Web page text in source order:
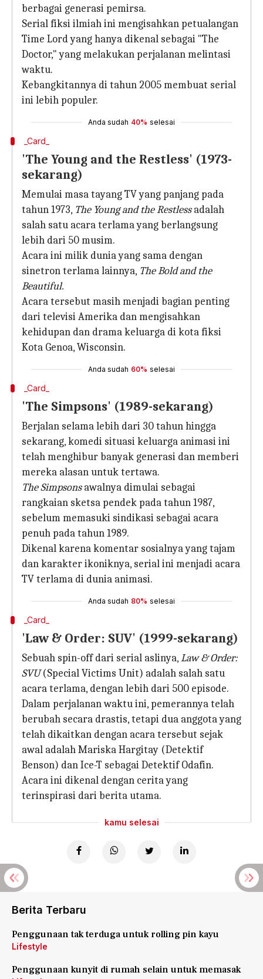
berbagai generasi pemirsa.
Serial fiksi ilmiah ini mengisahkan petualangan
Time Lord yang hanya dikenal sebagai "The
Doctor," yang melakukan perjalanan melintasi
waktu.
Kebangkitannya di tahun 2005 membuat serial
ini lebih populer.
Anda sudah 40% selesai
_Card_
'The Young and the Restless' (1973-
sekarang)
Memulai masa tayang TV yang panjang pada
tahun 1973, The Young and the Restlessadalah
salah satu acara terlama yang berlangsung
lebih dari 50 musim.
Acara ini milik dunia yang sama dengan
sinetron terlama lainnya, The Bold and the
Beautiful.
Acara tersebut masih menjadi bagian penting
dari televisi Amerika dan mengisahkan
kehidupan dan drama keluarga di kota fiksi
Kota Genoa, Wisconsin.
Anda sudah 60% selesai
_Card_
'The Simpsons' (1989-sekarang)
Berjalan selama lebih dari 30 tahun hingga
sekarang, komedi situasi keluarga animasi ini
telah menghibur banyak generasi dan memberi
mereka alasan untuk tertawa.
The Simpsonsawalnya dimulai sebagai
rangkaian sketsa pendek pada tahun 1987,
sebelum memasuki sindikasi sebagai acara
penuh pada tahun 1989.
Dikenal karena komentar sosialnya yang tajam
dan karakter ikoniknya, serial ini menjadi acara
TV terlama di dunia animasi.
Anda sudah 80% selesai
_Card_
'Law & Order: SUV' (1999-sekarang)
Sebuah spin-off dari serial aslinya,Law & Order:
SVU(Special Victims Unit) adalah salah satu
acara terlama, dengan lebih dari 500 episode.
Dalam perjalanan waktu ini, pemerannya telah
berubah secara drastis, tetapi dua anggota yang
telah dikaitkan dengan acara tersebut sejak
awal adalah Mariska Hargitay (Detektif
Benson) dan Ice-T sebagai Detektif Odafin.
Acara ini dikenal dengan cerita yang
terinspirasi dari berita utama.
kamu selesai
Berita Terbaru
Penggunaan tak terduga untuk rolling pin kayu
Lifestyle
Penggunaan kunyit di rumah selain untuk memasak